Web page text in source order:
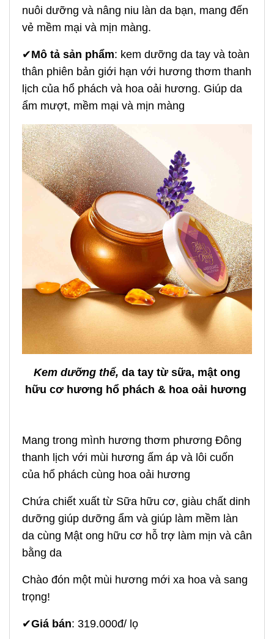
nuôi dưỡng và nâng niu làn da bạn, mang đến
vẻ mềm mại và mịn màng.
✔Mô tả sản phẩm: kem dưỡng da tay và toàn
thân phiên bản giới hạn với hương thơm thanh
lịch của hổ phách và hoa oải hương. Giúp da
ẩm mượt, mềm mại và mịn màng
Kem dưỡng thể, da tay từ sữa, mật ong
hữu cơ hương hổ phách & hoa oải hương
Mang trong mình hương thơm phương Đông
thanh lịch với mùi hương ấm áp và lôi cuốn
của hổ phách cùng hoa oải hương
Chứa chiết xuất từ Sữa hữu cơ, giàu chất dinh
dưỡng giúp dưỡng ẩm và giúp làm mềm làn
da cùng Mật ong hữu cơ hỗ trợ làm mịn và cân
bằng da
Chào đón một mùi hương mới xa hoa và sang
trọng!
✔Giá bán: 319.000đ/ lọ